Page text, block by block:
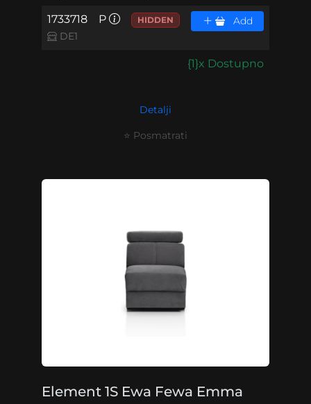
1733718
DE1
P HIDDEN Add
{1}x Dostupno
Detalji
⭐ Posmatrati
Element 1S Ewa Fewa Emma